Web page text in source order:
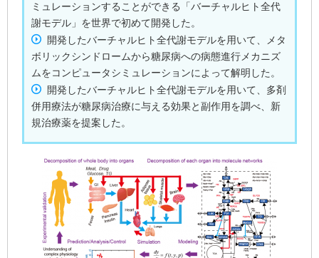
ミュレーションすることができる「バーチャルヒト全代
謝モデル」を世界で初めて開発した。
開発したバーチャルヒト全代謝モデルを用いて、メタ
ボリックシンドロームから糖尿病への病態進行メカニズ
ムをコンピュータシミュレーションによって解明した。
開発したバーチャルヒト全代謝モデルを用いて、多剤
併用療法が糖尿病治療に与える効果と副作用を調べ、新
規治療薬を提案した。